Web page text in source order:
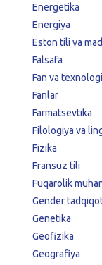
Energetika
Energiya
Eston tili va
Falsafa
Fan va
Fanlar
Farmatsevtika
Filologiya va
Fizika
Fransuz tili
Fuqarolik
Gender
Genetika
Geofizika
Geografiya